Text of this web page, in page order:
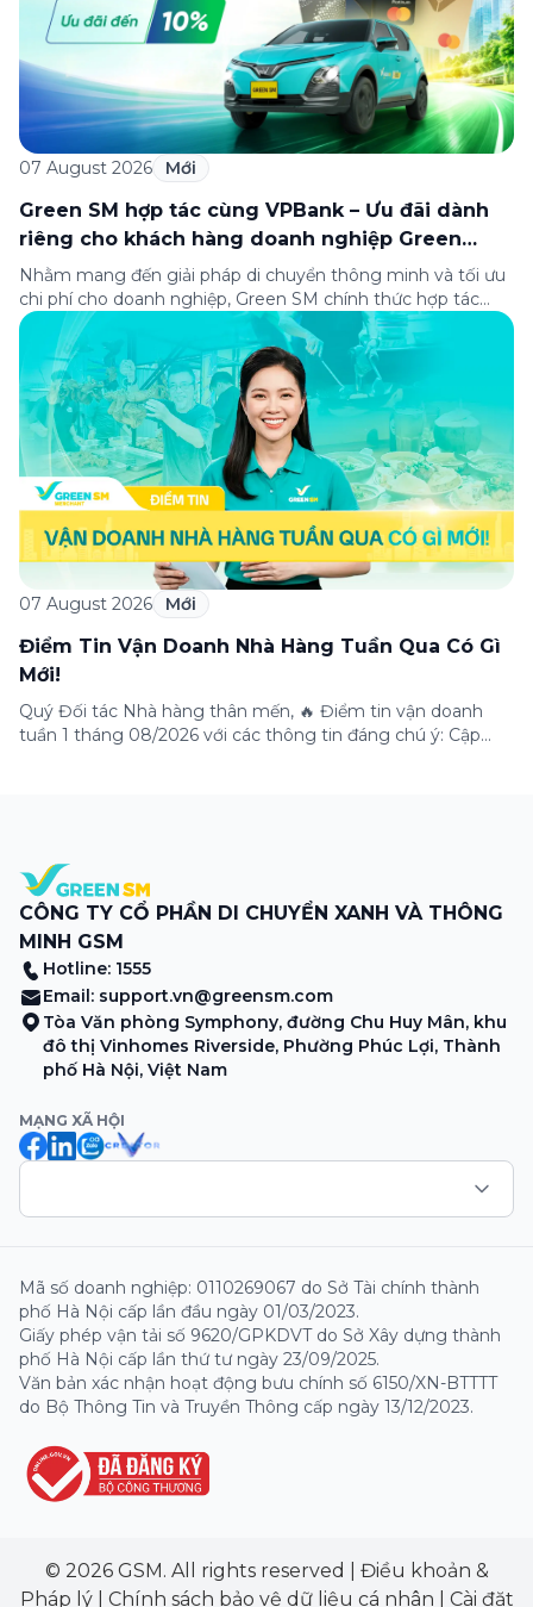
07 August 2026 Mới
Green SM hợp tác cùng VPBank – Ưu đãi dành
riêng cho khách hàng doanh nghiệp Green
Business
Nhằm mang đến giải pháp di chuyển thông minh và tối ưu
chi phí cho doanh nghiệp, Green SM chính thức hợp tác
cùng VPBank triển khai chương trình ưu đãi dành riêng cho
khách hàng đăng ký thẻ Doanh nghiệp Green Business.
Thông qua chương trình, doanh nghiệp có thể tận hưởng
nhiều ưu […]
07 August 2026 Mới
Điểm Tin Vận Doanh Nhà Hàng Tuần Qua Có Gì
Mới!
Quý Đối tác Nhà hàng thân mến, 🔥 Điểm tin vận doanh
tuần 1 tháng 08/2026 với các thông tin đáng chú ý: Cập
CÔNG TY CỔ PHẦN DI CHUYỂN XANH VÀ THÔNG
MINH GSM
Hotline: 1555
Email: support.vn@greensm.com
Tòa Văn phòng Symphony, đường Chu Huy Mân, khu
đô thị Vinhomes Riverside, Phường Phúc Lợi, Thành
phố Hà Nội, Việt Nam
MẠNG XÃ HỘI
Mã số doanh nghiệp: 0110269067 do Sở Tài chính thành
phố Hà Nội cấp lần đầu ngày 01/03/2023.
Giấy phép vận tải số 9620/GPKDVT do Sở Xây dựng thành
phố Hà Nội cấp lần thứ tư ngày 23/09/2025.
Văn bản xác nhận hoạt động bưu chính số 6150/XN-BTTTT
do Bộ Thông Tin và Truyền Thông cấp ngày 13/12/2023.
© 2026 GSM. All rights reserved
Điều khoản &
Pháp lý| Chính sách bảo vệ dữ liệu cá nhân Cài đặt